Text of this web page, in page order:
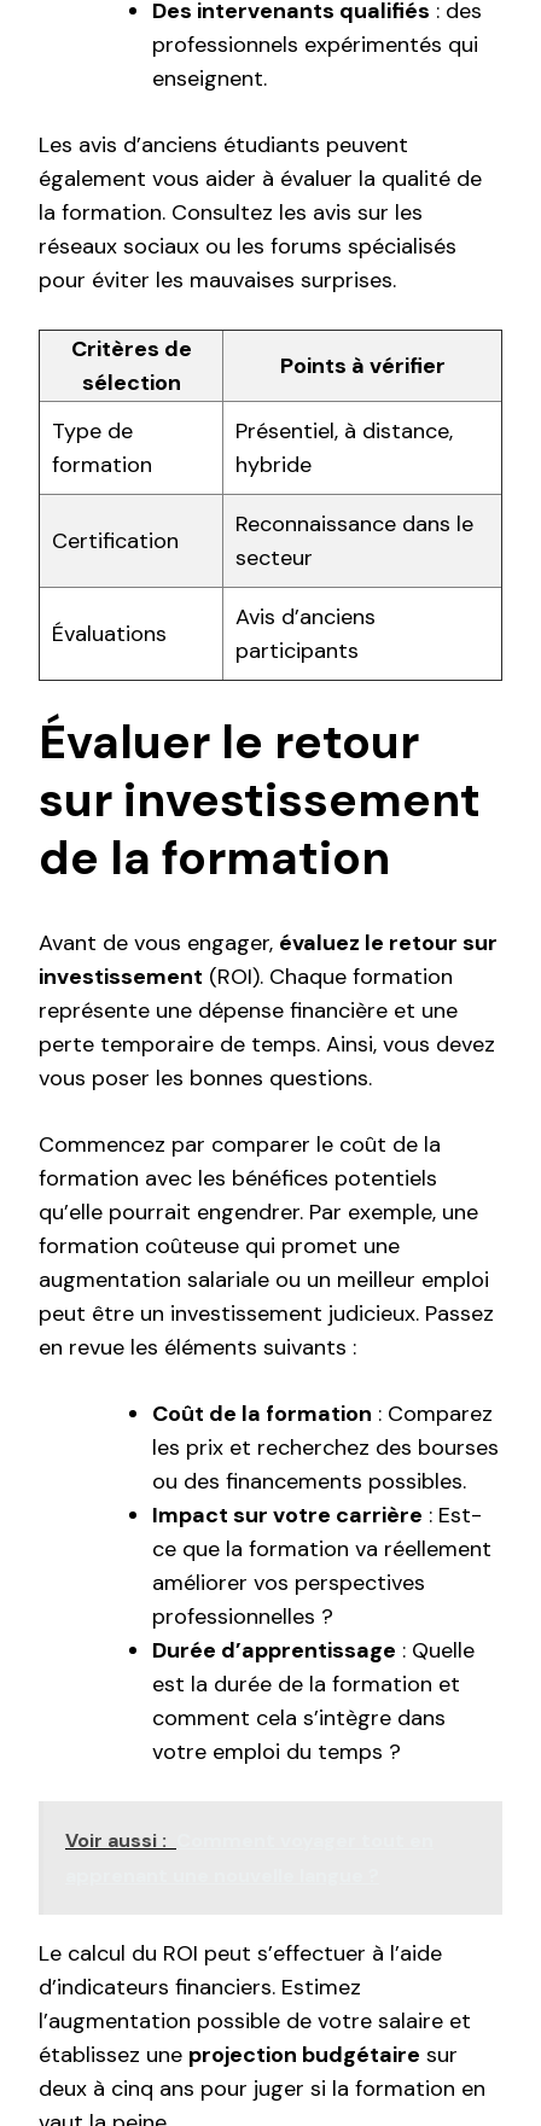
Des intervenants qualifiés : des
professionnels expérimentés qui
enseignent.
Les avis d’anciens étudiants peuvent
également vous aider à évaluer la qualité de
la formation. Consultez les avis sur les
réseaux sociaux ou les forums spécialisés
pour éviter les mauvaises surprises.
Critères de
sélection
Points à vérifier
Type de
formation
Présentiel, à distance,
hybride
Certification
Reconnaissance dans le
secteur
Évaluations
Avis d’anciens
participants
Évaluer le retour
sur investissement
de la formation
Avant de vous engager, évaluez le retour sur
investissement (ROI). Chaque formation
représente une dépense financière et une
perte temporaire de temps. Ainsi, vous devez
vous poser les bonnes questions.
Commencez par comparer le coût de la
formation avec les bénéfices potentiels
qu’elle pourrait engendrer. Par exemple, une
formation coûteuse qui promet une
augmentation salariale ou un meilleur emploi
peut être un investissement judicieux. Passez
en revue les éléments suivants :
Coût de la formation : Comparez
les prix et recherchez des bourses
ou des financements possibles.
Impact sur votre carrière : Est-
ce que la formation va réellement
améliorer vos perspectives
professionnelles ?
Durée d’apprentissage : Quelle
est la durée de la formation et
comment cela s’intègre dans
votre emploi du temps ?
Voir aussi :
Le calcul du ROI peut s’effectuer à l’aide
d’indicateurs financiers. Estimez
l’augmentation possible de votre salaire et
établissez une projection budgétaire sur
deux à cinq ans pour juger si la formation en